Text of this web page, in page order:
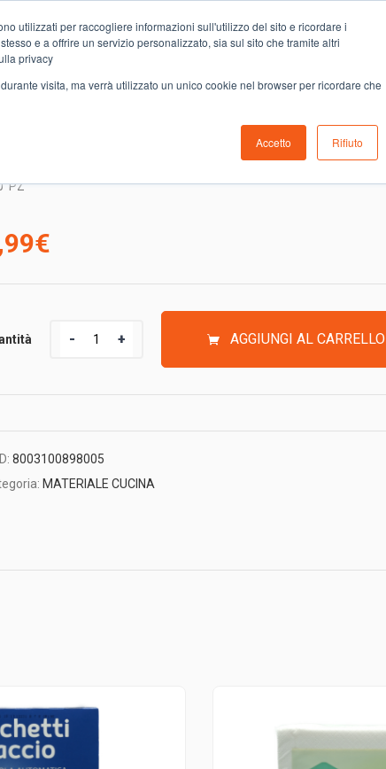
utilizzati per raccogliere informazioni sull'utilizzo del sito e ricordare i
e a offrire un servizio personalizzato, sia sul sito che tramite altri
privacy
visita, ma verrà utilizzato un unico cookie nel browser per ricordare che
Accetto Rifiuto
online Carta Club A&O Volantino Serve aiuto?
1
TOVAGLIOLI SELEX BIANCHI 1
PZ
€
AGGIUNGI AL CARRELLO
8003100898005
MATERIALE CUCINA